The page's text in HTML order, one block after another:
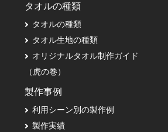
タオルの種類
タオルの種類
タオル生地の種類
オリジナルタオル制作ガイド
（虎の巻）
製作事例
利用シーン別の製作例
製作実績